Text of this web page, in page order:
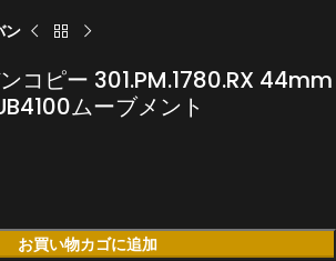
ン
コピー 301.PM.1780.RX 44mm
ムーブメント
お買い物カゴに追加